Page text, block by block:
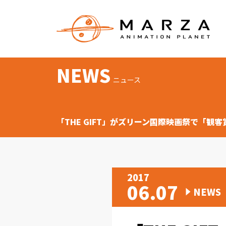
NEWS ニュース
「THE GIFT」がズリーン国際映画祭で「観客
2017
06.07 NEWS